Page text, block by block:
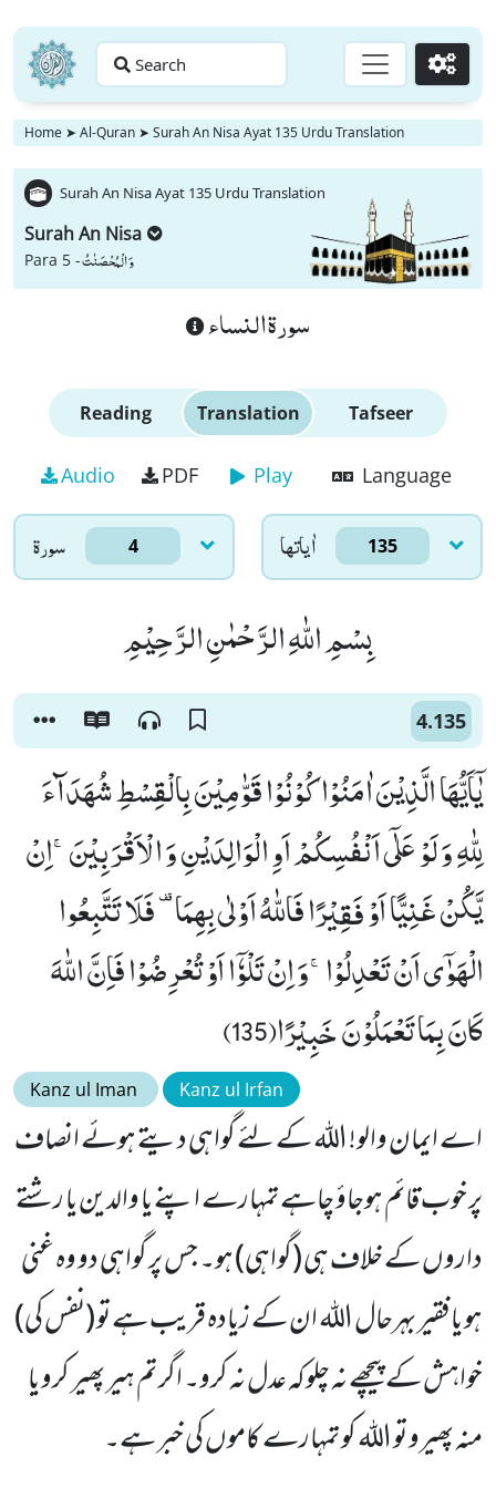
Search Go
Home ➤ Al-Quran ➤ Surah An Nisa Ayat 135 Urdu Translation
Surah An Nisa Ayat 135 Urdu Translation
Surah An Nisa
Para 5 -وَ الْمُحْصَنٰتُ
سورة النساء
Reading Translation Tafseer
Audio PDF Play Language
سورۃ 4 اٰياتها 135
بِسْمِ اللّٰهِ الرَّحْمٰنِ الرَّحِیْمِ
4.135
یٰۤاَیُّهَا الَّذِیْنَ اٰمَنُوْا كُوْنُوْا قَوّٰمِیْنَ بِالْقِسْطِ شُهَدَآءَ
لِلّٰهِ وَ لَوْ عَلٰۤى اَنْفُسِكُمْ اَوِ الْوَالِدَیْنِ وَ الْاَقْرَبِیْنَۚ-اِنْ
یَّكُنْ غَنِیًّا اَوْ فَقِیْرًا فَاللّٰهُ اَوْلٰى بِهِمَا- فَلَا تَتَّبِعُوا
الْهَوٰۤى اَنْ تَعْدِلُوْاۚ-وَ اِنْ تَلْوٗۤا اَوْ تُعْرِضُوْا فَاِنَّ اللّٰهَ
كَانَ بِمَا تَعْمَلُوْنَ خَبِیْرًا(135)
Kanz ul Iman Kanz ul Irfan
اے ایمان والو! اللہ کے لئے گواہی دیتے ہوئے انصاف
پر خوب قائم ہوجاؤ چاہے تمہارے اپنے یا والدین یا رشتے
داروں کے خلاف ہی (گواہی) ہو۔ جس پر گواہی دو وہ غنی
ہو یا فقیر بہرحال اللہ ان کے زیادہ قریب ہے تو (نفس کی)
خواہش کے پیچھے نہ چلوکہ عدل نہ کرو۔ اگر تم ہیر پھیر کرو یا
منہ پھیرو تو اللہ کو تمہارے کاموں کی خبر ہے۔